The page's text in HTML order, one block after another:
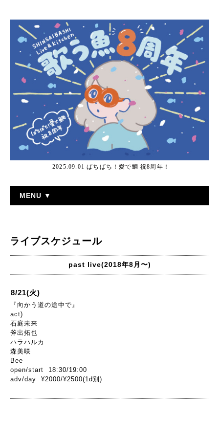
2025.09.01 ぱちぱち！愛で鯛 祝8周年！
MENU ▼
ライブスケジュール
past live(2018年8月〜)
8/21(火)
『向かう道の途中で』
act)
石庭未来
斧出拓也
ハラハルカ
森美咲
Bee
open/start 18:30/19:00
adv/day ¥2000/¥2500(1d別)